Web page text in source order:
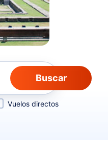
Vuelos directos